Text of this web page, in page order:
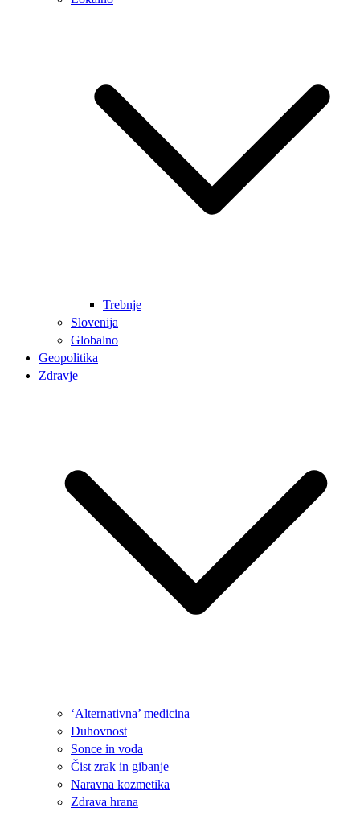
Trebnje
Slovenija
Globalno
Geopolitika
Zdravje
‘Alternativna’ medicina
Duhovnost
Sonce in voda
Čist zrak in gibanje
Naravna kozmetika
Zdrava hrana